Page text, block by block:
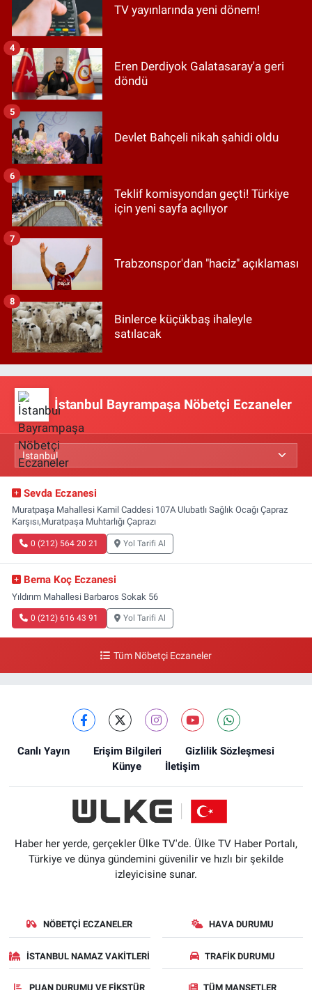
TV yayınlarında yeni dönem!
Eren Derdiyok Galatasaray'a geri
döndü
4
Devlet Bahçeli nikah şahidi oldu
5
Teklif komisyondan geçti! Türkiye
için yeni sayfa açılıyor
6
Trabzonspor'dan "haciz" açıklaması
7
Binlerce küçükbaş ihaleyle
satılacak
8
İstanbul Bayrampaşa Nöbetçi Eczaneler
Sevda Eczanesi
Muratpaşa Mahallesi Kamil Caddesi 107A Ulubatlı Sağlık Ocağı Çapraz
Karşısı,Muratpaşa Muhtarlığı Çaprazı
0 (212) 564 20 21 Yol Tarifi Al
Berna Koç Eczanesi
Yıldırım Mahallesi Barbaros Sokak 56
0 (212) 616 43 91 Yol Tarifi Al
Tüm Nöbetçi Eczaneler
Canlı Yayın Erişim Bilgileri
Gizlilik Sözleşmesi
Künye
İletişim
Haber her yerde, gerçekler Ülke TV'de. Ülke TV Haber Portalı,
Türkiye ve dünya gündemini güvenilir ve hızlı bir şekilde
izleyicisine sunar.
NÖBETÇI ECZANELER HAVA DURUMU
İSTANBUL NAMAZ VAKITLERI TRAFIK DURUMU
PUAN DURUMU VE FIKSTÜR TÜM MANŞETLER